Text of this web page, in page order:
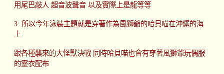
用尾巴敲人 超音波聲音 以及實際上是龍等等
3. 所以今年泳裝主題就是穿著作為風獅爺的哈貝喵在沖繩的海
上
跟各種襲來的大怪獸決戰 同時哈貝喵也會有穿著風獅爺玩偶服
的靈衣配布